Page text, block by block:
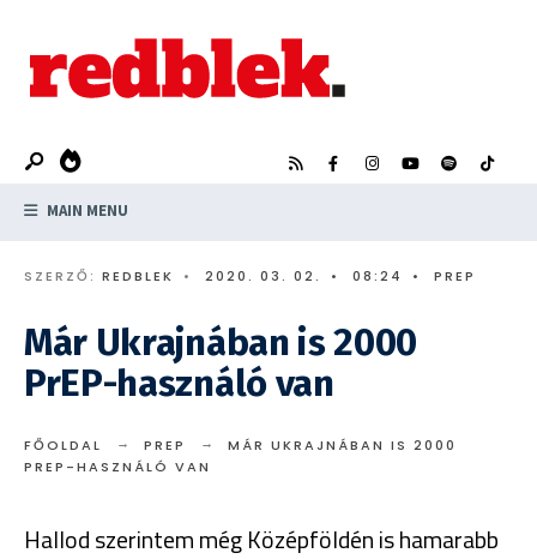
content
MAIN MENU
SZERZŐ: REDBLEK • 2020. 03. 02. • 08:24 • PREP
Már Ukrajnában is 2000
PrEP-használó van
FŐOLDAL PREP
MÁR UKRAJNÁBAN IS 2000
PREP-HASZNÁLÓ VAN
Hallod szerintem még Középföldén is hamarabb